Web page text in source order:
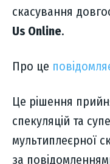
скасування
Us Online.
Про це
Це рішення
спекуляцій та
мультиплеєрної
за